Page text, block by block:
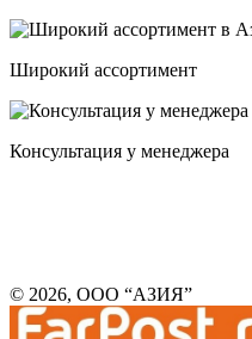
Широкий ассортимент
Консультация у менеджера
© 2026, ООО “АЗИЯ”